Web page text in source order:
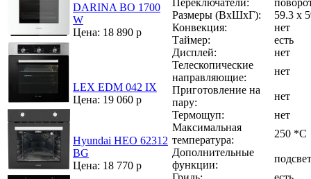
DARINA BO 1700
W
Цена: 18 890 р
LEX EDM 042 IX
Цена: 19 060 р
Hyundai HEO 62312
BG
Цена: 18 770 р
Размеры (ВхШхГ):
59.3 x
Конвекция:
нет
Таймер:
есть
Дисплей:
нет
Телескопические
направляющие:
нет
Приготовление на
пару:
нет
Термощуп:
нет
Максимальная
температура:
250 *С
Дополнительные
функции: